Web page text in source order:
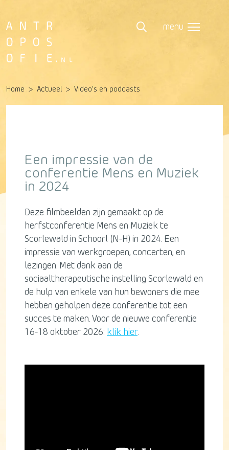
menu
Home Actueel Video’s en podcasts
Een impressie van de
conferentie Mens en Muziek
in 2024
Deze filmbeelden zijn gemaakt op de
herfstconferentie Mens en Muziek te
Scorlewald in Schoorl (N-H) in 2024. Een
impressie van werkgroepen, concerten, en
lezingen. Met dank aan de
sociaaltherapeutische instelling Scorlewald en
de hulp van enkele van hun bewoners die mee
hebben geholpen deze conferentie tot een
succes te maken. Voor de nieuwe conferentie
16-18 oktober 2026: klik hier.